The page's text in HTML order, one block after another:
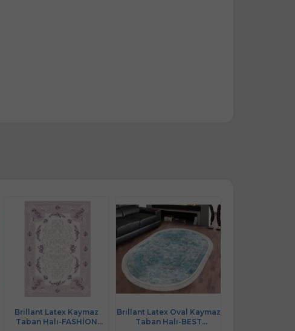
Brillant Latex Kaymaz
Taban Halı-FASHİON
Brillant Latex Oval Kaymaz
Taban Halı-BEST